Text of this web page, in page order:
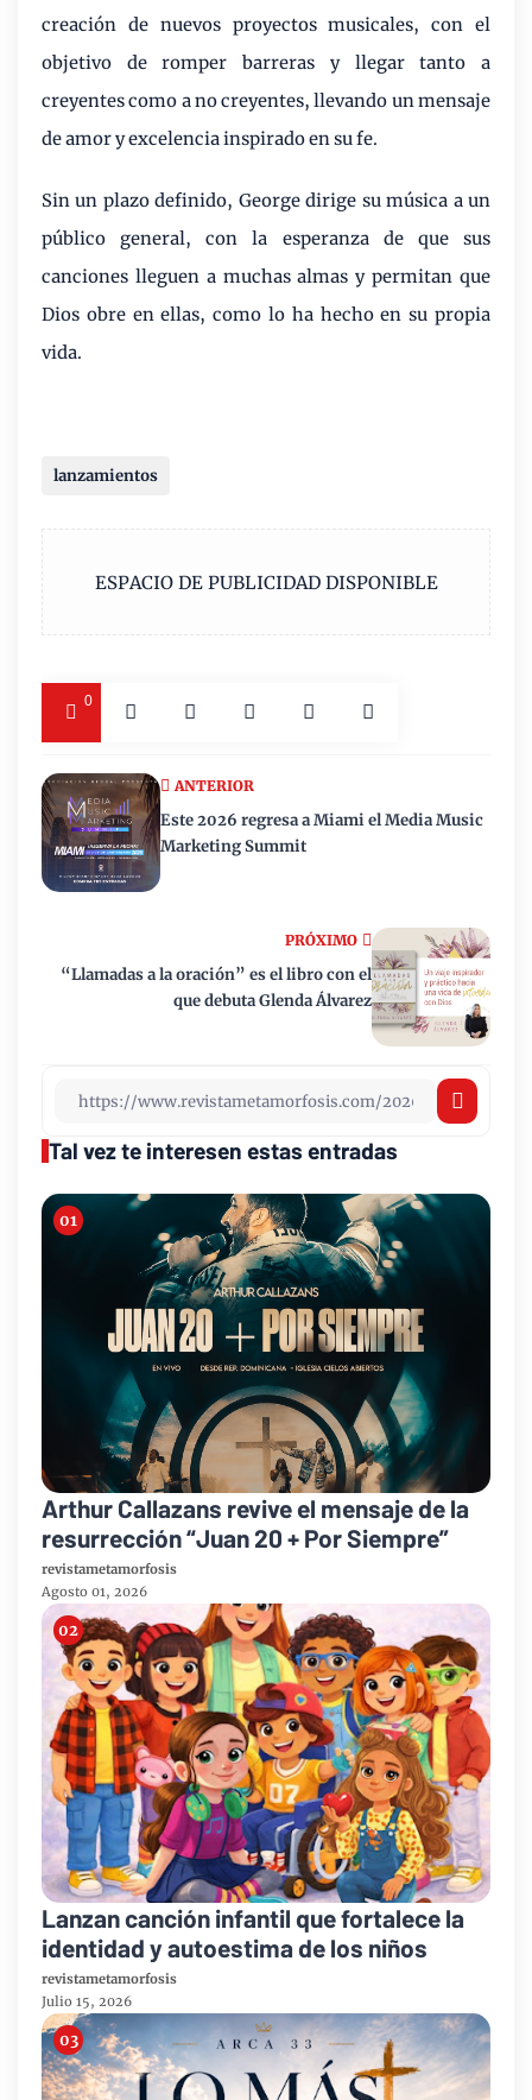
creación de nuevos proyectos musicales, con el
objetivo de romper barreras y llegar tanto a
creyentes como a no creyentes, llevando un mensaje
de amor y excelencia inspirado en su fe.
Sin un plazo definido, George dirige su música a un
público general, con la esperanza de que sus
canciones lleguen a muchas almas y permitan que
Dios obre en ellas, como lo ha hecho en su propia
vida.
lanzamientos
ESPACIO DE PUBLICIDAD DISPONIBLE
0
PRÓXIMO
“Llamadas a la oración” es el libro con el
que debuta Glenda Álvarez
ANTERIOR
Este 2026 regresa a Miami el Media Music
Marketing Summit
Tal vez te interesen estas entradas
Arthur Callazans revive el mensaje de la
resurrección “Juan 20 + Por Siempre”
revistametamorfosis
Agosto 01, 2026
Lanzan canción infantil que fortalece la
identidad y autoestima de los niños
revistametamorfosis
Julio 15, 2026